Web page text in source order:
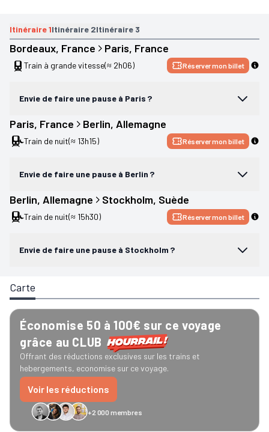
Itinéraire1Itinéraire 2Itinéraire 3
Bordeaux, France Paris, France
Train à grande vitesse(≈ 2h06) Réserver mon billet
Envie de faire une pause à Paris ?
Paris, France Berlin, Allemagne
Train de nuit(≈ 13h15) Réserver mon billet
Envie de faire une pause à Berlin ?
Berlin, Allemagne Stockholm, Suède
Train de nuit(≈ 15h30) Réserver mon billet
Envie de faire une pause à Stockholm ?
Carte
Économise 50 à 100€ sur ce voyage
grâce au CLUB
Offrant des réductions exclusives sur les trains et
hebergements, economise sur ce voyage.
Voir les réductions
+2 000 membres
GreenGo Caledonian